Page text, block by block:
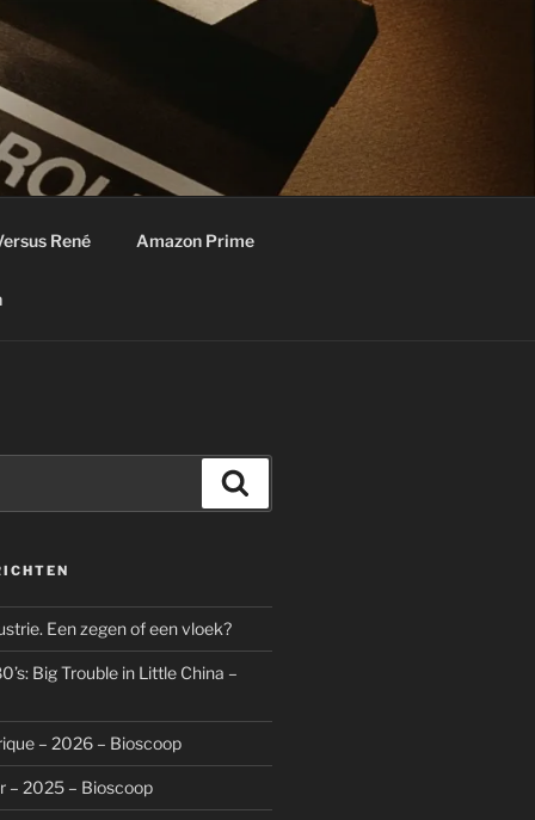
René Amazon Prime
Een zegen of een vloek?
Big Trouble in Little China –
– 2026 – Bioscoop
– 2025 – Bioscoop